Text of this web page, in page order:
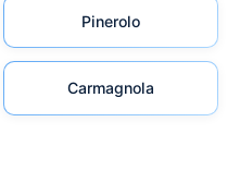
Pinerolo
Carmagnola